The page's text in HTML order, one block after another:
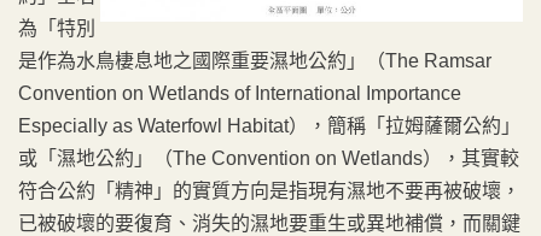
為「特別
是作為水鳥棲息地之國際重要濕地公約」（The Ramsar
Convention on Wetlands of International Importance
Especially as Waterfowl Habitat），簡稱「拉姆薩爾公約」
或「濕地公約」（The Convention on Wetlands），其實較
符合公約「精神」的實質方向是指現有濕地不要再被破壞，
已被破壞的要復育、消失的濕地要重生或異地補償，而關鍵